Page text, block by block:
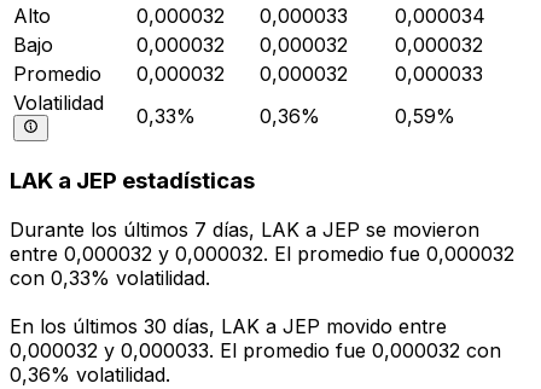
Alto
0,000032 0,000033
0,000034
Bajo
0,000032 0,000032
0,000032
Promedio
0,000032 0,000032
0,000033
Volatilidad
0,33% 0,36% 0,59%
LAK a JEP estadísticas
Durante los últimos 7 días, LAK a JEP se movieron
entre 0,000032 y 0,000032. El promedio fue 0,000032
con 0,33% volatilidad.
En los últimos 30 días, LAK a JEP movido entre
0,000032 y 0,000033. El promedio fue 0,000032 con
0,36% volatilidad.